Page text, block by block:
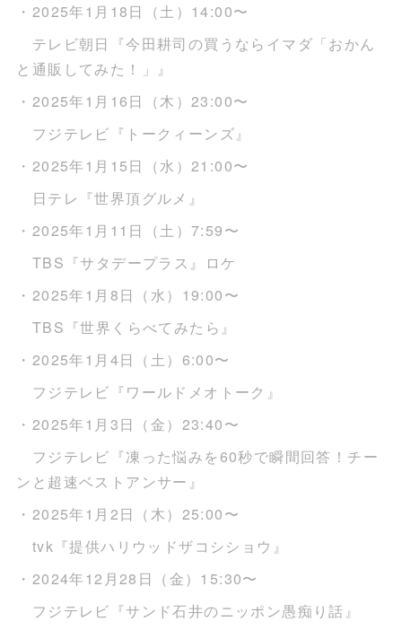
・2025年1月18日（土）14:00〜
テレビ朝日『今田耕司の買うならイマダ「おかん
と通販してみた！」』
・2025年1月16日（木）23:00〜
フジテレビ『トークィーンズ』
・2025年1月15日（水）21:00〜
日テレ『世界頂グルメ』
・2025年1月11日（土）7:59〜
TBS『サタデープラス』ロケ
・2025年1月8日（水）19:00〜
TBS『世界くらべてみたら』
・2025年1月4日（土）6:00〜
フジテレビ『ワールドメオトーク』
・2025年1月3日（金）23:40〜
フジテレビ『凍った悩みを60秒で瞬間回答！チー
ンと超速ベストアンサー』
・2025年1月2日（木）25:00〜
tvk『提供ハリウッドザコシショウ』
・2024年12月28日（金）15:30〜
フジテレビ『サンド石井のニッポン愚痴り話』